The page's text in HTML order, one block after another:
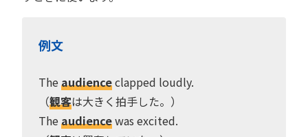
例文
Theaudienceclapped loudly.
（観客は大きく拍手した。）
Theaudiencewas excited.